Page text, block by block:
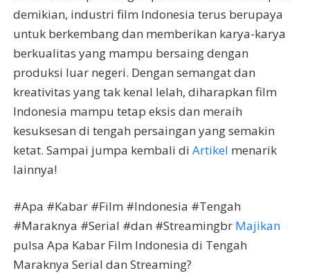
demikian, industri film Indonesia terus berupaya
untuk berkembang dan memberikan karya-karya
berkualitas yang mampu bersaing dengan
produksi luar negeri. Dengan semangat dan
kreativitas yang tak kenal lelah, diharapkan film
Indonesia mampu tetap eksis dan meraih
kesuksesan di tengah persaingan yang semakin
ketat. Sampai jumpa kembali di Artikel menarik
lainnya!
#Apa #Kabar #Film #Indonesia #Tengah
#Maraknya #Serial #dan #Streamingbr Majikan
pulsa Apa Kabar Film Indonesia di Tengah
Maraknya Serial dan Streaming?